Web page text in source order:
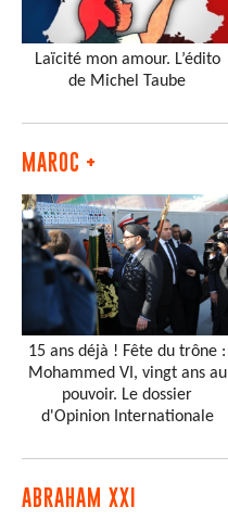
Laïcité mon amour. L’édito
de Michel Taube
MAROC +
15 ans déjà ! Fête du trône :
Mohammed VI, vingt ans au
pouvoir. Le dossier
d'Opinion Internationale
ABRAHAM XXI